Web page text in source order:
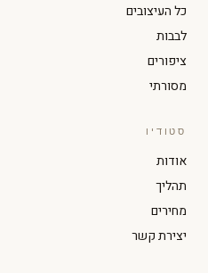
כל העיצובים
לבבות
ציפורים
מסורתי
סטודיו
אודות
תהליך
מחירים
יצירת קשר